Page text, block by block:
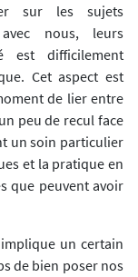
sur les sujets
nous, leurs
est difficilement
Cet aspect est
de lier entre
peu de recul face
un soin particulier
et la pratique en
que peuvent avoir
un certain
de bien poser nos